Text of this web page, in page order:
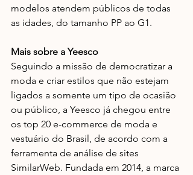
modelos atendem públicos de todas
as idades, do tamanho PP ao G1.
Mais sobre a Yeesco
Seguindo a missão de democratizar a
moda e criar estilos que não estejam
ligados a somente um tipo de ocasião
ou público, a Yeesco já chegou entre
os top 20 e-commerce de moda e
vestuário do Brasil, de acordo com a
ferramenta de análise de sites
SimilarWeb. Fundada em 2014, a marca